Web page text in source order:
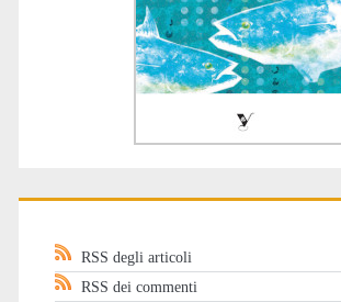
RSS degli articoli
RSS dei commenti